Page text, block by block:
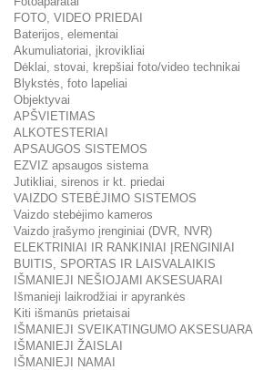
FOTO, VIDEO PRIEDAI
Baterijos, elementai
Akumuliatoriai, įkrovikliai
Dėklai, stovai, krepšiai foto/video technikai
Blykstės, foto lapeliai
Objektyvai
APŠVIETIMAS
ALKOTESTERIAI
APSAUGOS SISTEMOS
EZVIZ apsaugos sistema
Jutikliai, sirenos ir kt. priedai
VAIZDO STEBĖJIMO SISTEMOS
Vaizdo stebėjimo kameros
Vaizdo įrašymo įrenginiai (DVR, NVR)
ELEKTRINIAI IR RANKINIAI ĮRENGINIAI
BUITIS, SPORTAS IR LAISVALAIKIS
IŠMANIEJI NEŠIOJAMI AKSESUARAI
Išmanieji laikrodžiai ir apyrankės
Kiti išmanūs prietaisai
IŠMANIEJI SVEIKATINGUMO AKSESUARAI
IŠMANIEJI ŽAISLAI
IŠMANIEJI NAMAI